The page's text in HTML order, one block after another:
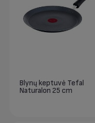
Blynų keptuvė Tefal
Naturalon 25 cm